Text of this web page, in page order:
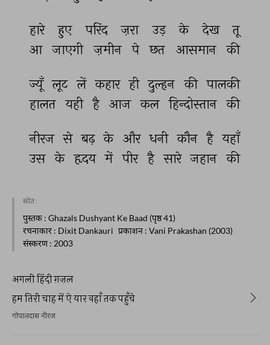
हारे हुए परिंद ज़रा उड़ के देख
तू
आ जाएगी ज़मीन पे छत आसमान की
ज्यूँ लूट लें कहार ही दुल्हन की पालकी
हालत यही है आज कल हिन्दोस्तान की
नीरज से बढ़ के और धनी कौन है यहाँ
उस के हृदय में पीर है सारे जहान की
स्रोत :
पुस्तक : Ghazals Dushyant Ke Baad (पृष्ठ 41)
रचनाकार : Dixit Dankauri प्रकाशन : Vani Prakashan (2003)
संस्करण: 2003
अगली हिंदी ग़ज़ल
हम तिरी चाह में ऐ यार वहाँ तक पहुँचे
गोपालदास नीरज